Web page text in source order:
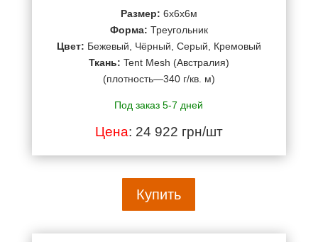
Размер: 6х6х6м
Форма: Треугольник
Цвет: Бежевый, Чёрный, Серый, Кремовый
Ткань: Tent Mesh (Австралия)
(плотность—340 г/кв. м)
Под заказ 5-7 дней
Цена: 24 922 грн/шт
Купить